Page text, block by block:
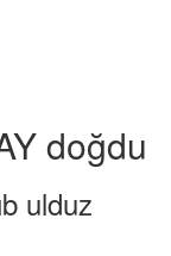
doğdu
ulduz